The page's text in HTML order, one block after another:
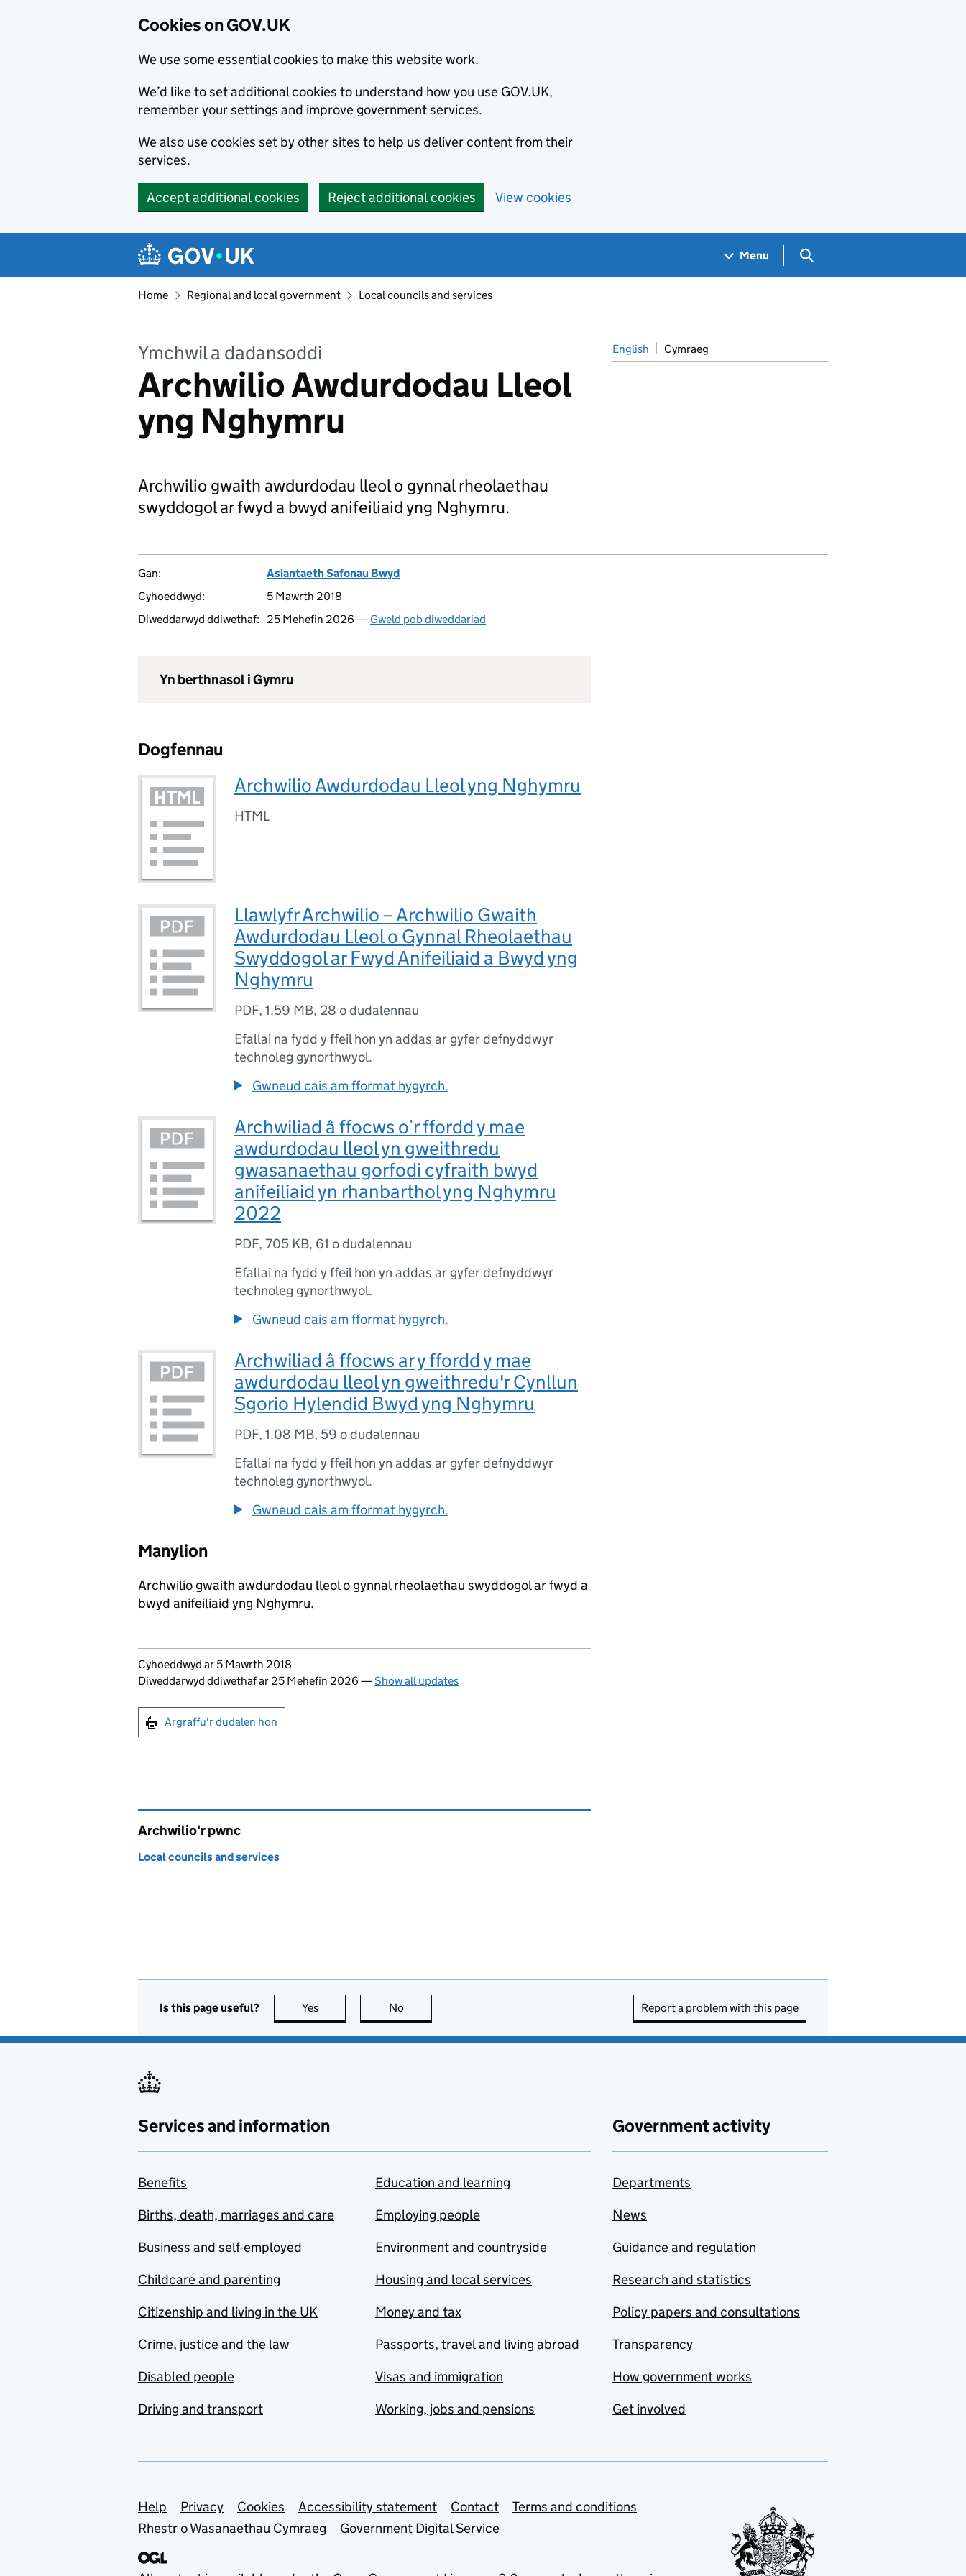
Cookies on GOV.UK
We use some essential cookies to make this website work.
We’d like to set additional cookies to understand how you use GOV.UK,
remember your settings and improve government services.
We also use cookies set by other sites to help us deliver content from their
services.
Accept additional cookies Reject additional cookies View cookies
Navigation menu
Menu Search GOV.UK
Home Regional and local government Local councils and services
Ymchwil a dadansoddi
Archwilio Awdurdodau Lleol
yng Nghymru
English Cymraeg
Archwilio gwaith awdurdodau lleol o gynnal rheolaethau
swyddogol ar fwyd a bwyd anifeiliaid yng Nghymru.
Gan:
Asiantaeth Safonau Bwyd
Cyhoeddwyd:
5 Mawrth 2018
Diweddarwyd ddiwethaf:
25 Mehefin 2026 — Gweld pob diweddariad
Yn berthnasol i Gymru
Dogfennau
Archwilio Awdurdodau Lleol yng Nghymru
HTML
Llawlyfr Archwilio – Archwilio Gwaith
Awdurdodau Lleol o Gynnal Rheolaethau
Swyddogol ar Fwyd Anifeiliaid a Bwyd yng
Nghymru
PDF, 1.59 MB, 28 o dudalennau
Efallai na fydd y ffeil hon yn addas ar gyfer defnyddwyr
technoleg gynorthwyol.
Gwneud cais am fformat hygyrch.
Archwiliad â ffocws o’r ffordd y mae
awdurdodau lleol yn gweithredu
gwasanaethau gorfodi cyfraith bwyd
anifeiliaid yn rhanbarthol yng Nghymru
2022
PDF, 705 KB, 61 o dudalennau
Efallai na fydd y ffeil hon yn addas ar gyfer defnyddwyr
technoleg gynorthwyol.
Gwneud cais am fformat hygyrch.
Archwiliad â ffocws ar y ffordd y mae
awdurdodau lleol yn gweithredu'r Cynllun
Sgorio Hylendid Bwyd yng Nghymru
PDF, 1.08 MB, 59 o dudalennau
Efallai na fydd y ffeil hon yn addas ar gyfer defnyddwyr
technoleg gynorthwyol.
Gwneud cais am fformat hygyrch.
Manylion
Archwilio gwaith awdurdodau lleol o gynnal rheolaethau swyddogol ar fwyd a
bwyd anifeiliaid yng Nghymru.
Updates to this page
Cyhoeddwyd ar 5 Mawrth 2018
Diweddarwyd ddiwethaf ar 25 Mehefin 2026 —Show all updates
Argraffu'r dudalen hon
Argraffu'r dudalen hon
Archwilio'r pwnc
Local councils and services
Is this page useful? Yes this page is useful
No Report a problem with this page
Services and information
Benefits
Births, death, marriages and care
Business and self-employed
Childcare and parenting
Citizenship and living in the UK
Crime, justice and the law
Disabled people
Driving and transport
Education and learning
Employing people
Environment and countryside
Housing and local services
Money and tax
Passports, travel and living abroad
Visas and immigration
Working, jobs and pensions
Government activity
Departments
News
Guidance and regulation
Research and statistics
Policy papers and consultations
Transparency
How government works
Get involved
Support links
Help Privacy Cookies Accessibility statement Contact
Terms and conditions
Rhestr o Wasanaethau Cymraeg
Government Digital Service